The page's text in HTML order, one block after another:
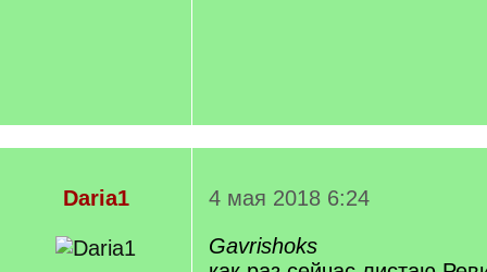
Daria1
4 мая 2018 6:24
Gavrishoks